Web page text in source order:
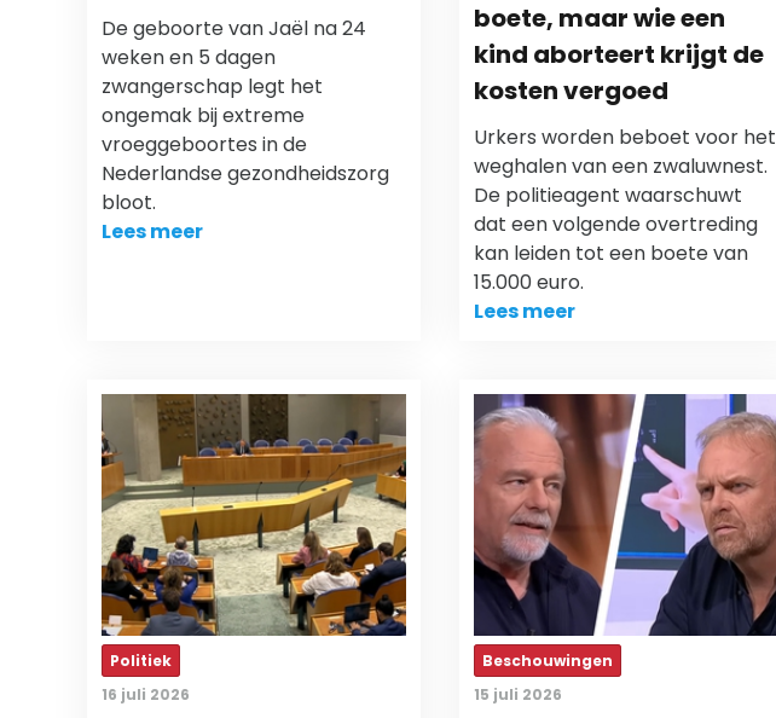
De geboorte van Jaël na 24
weken en 5 dagen
zwangerschap legt het
ongemak bij extreme
vroeggeboortes in de
Nederlandse gezondheidszorg
bloot.
Lees meer
boete, maar wie een
kind aborteert krijgt de
kosten vergoed
Urkers worden beboet voor het
weghalen van een zwaluwnest.
De politieagent waarschuwt
dat een volgende overtreding
kan leiden tot een boete van
15.000 euro.
Lees meer
Politiek
16 juli 2026
Beschouwingen
15 juli 2026